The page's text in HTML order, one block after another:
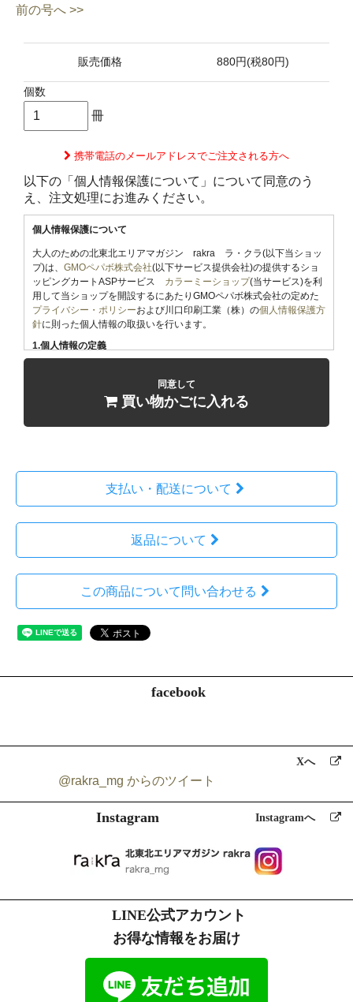
前の号へ >>
販売価格 880円(税80円)
個数
冊
携帯電話のメールアドレスでご注文される方へ
以下の「個人情報保護について」について同意のう
え、注文処理にお進みください。
個人情報保護について
大人のための北東北エリアマガジン rakra ラ・クラ(以下当ショッ
プ)は、 GMOペパボ株式会社(以下サービス提供会社)の提供するショ
ッピングカートASPサービス カラーミーショップ(当サービス)を利
用して当ショップを開設するにあたりGMOペパボ株式会社の定めた
プライバシー・ポリシーおよび川口印刷工業（株）の個人情報保護方
針に則った個人情報の取扱いを行います。
1.個人情報の定義
「個人情報」とは、生存する個人に関する情報であって、当該情報に
ことができるもの、及び他の情報と容易に照合することができ、それ
により特定の個人を識別することができることとなるものをいいま
収集するにあたっては利用目的を明記の上、適法かつ公正な手段によ
当ショップで収集する個人情報は以下の通りです。
d)メールアドレス
e)パスワード
f)配送先情報
g)当ショップとのお取引履歴及びその内容
3.個人情報の利用
当ショップではお客様からお預かりした個人情報の利用目的は以下の
b)商品発送の確認、照会
d）rakraの発行や記事に関するお知らせメールの送信
当ショップでは、下記の場合を除いてはお客様の断りなく第三者に個
人情報を開示・提供することはいたしません。
a)法令に基づく場合、及び国の機関若しくは地方公共団体又はその委
託を受けた者が法令の定める事務を遂行することに対して協力する必
本人の同意を得ることが困難である場合
4.個人情報の安全管理
川口印刷工業（株）個人情報保護方針に従い、個人情報の本人の権利
プライバシーマーク認定情報
http://www.kpj.co.jp/index.php/csr/privacymark
同意して
買い物かごに入れる
支払い・配送について
返品について
この商品について問い合わせる
facebook
Xへ
@rakra_mg からのツイート
Instagram Instagramへ
LINE公式アカウント
お得な情報をお届け